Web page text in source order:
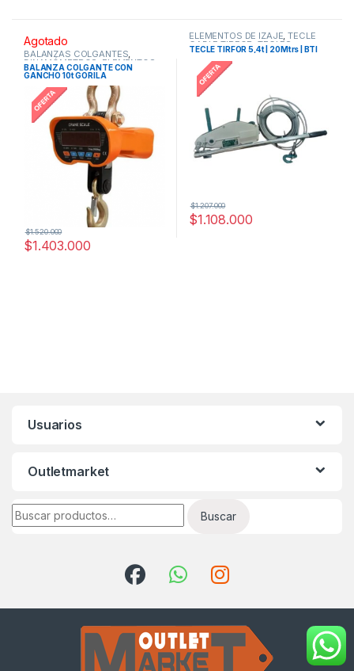
Agotado
BALANZAS COLGANTES,
DINAMÓMETROS,ELEMENTOS
DE IZAJE
BALANZA COLGANTE CON
GANCHO 10t GORILA
$1.403.000
$1.520.000
ELEMENTOS DE IZAJE,TECLE
CABLE TIRFOR ,TECLES
TECLE TIRFOR 5,4t | 20Mtrs | BTI
$1.108.000
$1.207.000
Usuarios
Outletmarket
Buscar por:
Buscar